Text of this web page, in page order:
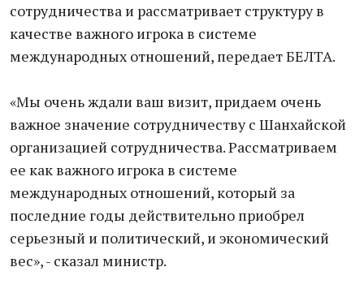
сотрудничества и рассматривает структуру в
качестве важного игрока в системе
международных отношений, передает БЕЛТА.
«Мы очень ждали ваш визит, придаем очень
важное значение сотрудничеству с Шанхайской
организацией сотрудничества. Рассматриваем
ее как важного игрока в системе
международных отношений, который за
последние годы действительно приобрел
серьезный и политический, и экономический
вес», - сказал министр.